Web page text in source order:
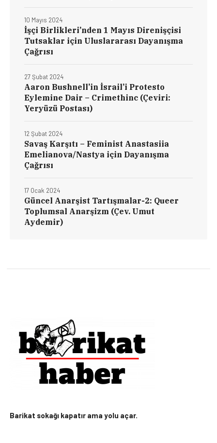
İşçi Birlikleri’nden 1 Mayıs Direnişçisi
Tutsaklar için Uluslararası Dayanışma
Çağrısı
10 Mayıs 2024
Aaron Bushnell’in İsrail’i Protesto
Eylemine Dair – Crimethinc (Çeviri:
Yeryüzü Postası)
27 Şubat 2024
Savaş Karşıtı – Feminist Anastasiia
Emelianova/Nastya için Dayanışma
Çağrısı
12 Şubat 2024
Güncel Anarşist Tartışmalar-2: Queer
Toplumsal Anarşizm (Çev. Umut
Aydemir)
17 Ocak 2024
Barikat sokağı kapatır ama yolu açar.